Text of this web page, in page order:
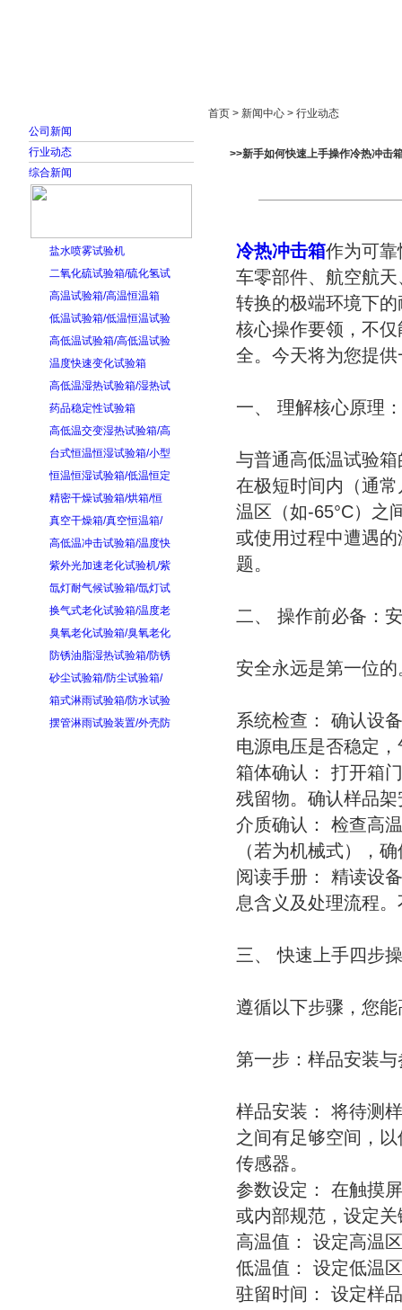
公司新闻
行业动态
综合新闻
盐水喷雾试验机
二氧化硫试验箱/硫化氢试
高温试验箱/高温恒温箱
低温试验箱/低温恒温试验
高低温试验箱/高低温试验
温度快速变化试验箱
高低温湿热试验箱/湿热试
药品稳定性试验箱
高低温交变湿热试验箱/高
台式恒温恒湿试验箱/小型
恒温恒湿试验箱/低温恒定
精密干燥试验箱/烘箱/恒
真空干燥箱/真空恒温箱/
高低温冲击试验箱/温度快
紫外光加速老化试验机/紫
氙灯耐气候试验箱/氙灯试
换气式老化试验箱/温度老
臭氧老化试验箱/臭氧老化
防锈油脂湿热试验箱/防锈
砂尘试验箱/防尘试验箱/
箱式淋雨试验箱/防水试验
摆管淋雨试验装置/外壳防
首页 > 新闻中心 > 行业动态
>>新手如何快速上手操作冷热冲击
冷热冲击箱作为可靠
车零部件、航空航
转换的极端环境下
核心操作要领，不
全。今天将为您提
一、 理解核心原理
与普通高低温试验
在极短时间内（通
温区（如-65°C）之
或使用过程中遭遇
题。
二、 操作前必备：
安全永远是第一位
系统检查： 确认设
电源电压是否稳定
箱体确认： 打开箱
残留物。确认样品
介质确认： 检查高
（若为机械式），
阅读手册： 精读设
息含义及处理流程
三、 快速上手四步
遵循以下步骤，您
第一步：样品安装
样品安装： 将待测
之间有足够空间，
传感器。
参数设定： 在触摸
或内部规范，设定
高温值： 设定高温
低温值： 设定低温
驻留时间： 设定样